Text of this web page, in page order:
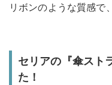
リボンのような質感で
セリアの『傘スト
た！